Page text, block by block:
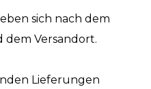
sich nach dem
Versandort.
Lieferungen